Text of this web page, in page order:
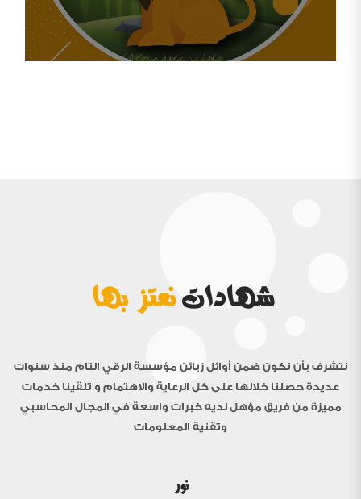
شهاداتنعتز بها
نتشرف بأن نكون ضمن أوائل زبائن مؤسسة الرقي التام منذ سنوات
عديدة حصلنا خلالها على كل الرعاية والاهتمام و تلقينا خدمات
مميزة من فريق مؤهل لديه خبرات واسعة في المجال المحاسبي
وتقنية المعلومات
نور